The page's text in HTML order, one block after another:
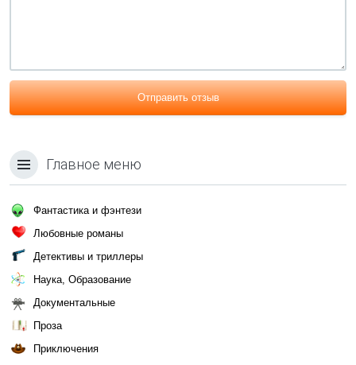
Отправить отзыв
Главное меню
Фантастика и фэнтези
Любовные романы
Детективы и триллеры
Наука, Образование
Документальные
Проза
Приключения